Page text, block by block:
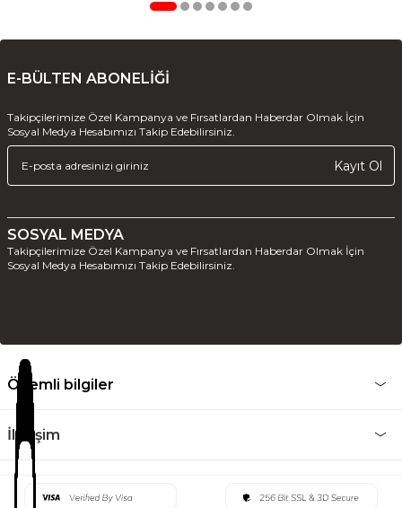
E-BÜLTEN ABONELİĞİ
Takipçilerimize Özel Kampanya ve Fırsatlardan Haberdar Olmak İçin
Sosyal Medya Hesabımızı Takip Edebilirsiniz.
Kayıt Ol
SOSYAL MEDYA
Takipçilerimize Özel Kampanya ve Fırsatlardan Haberdar Olmak İçin
Sosyal Medya Hesabımızı Takip Edebilirsiniz.
Önemli bilgiler
İletişim